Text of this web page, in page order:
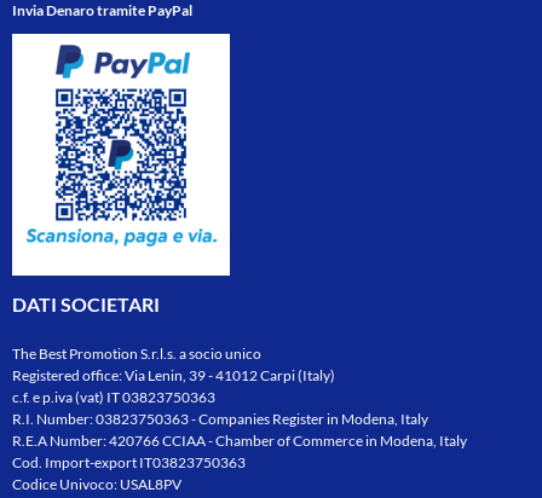
Invia Denaro tramite PayPal
DATI SOCIETARI
The Best Promotion S.r.l.s. a socio unico
Registered office: Via Lenin, 39 - 41012 Carpi (Italy)
c.f. e p.iva (vat) IT 03823750363
R.I. Number: 03823750363 - Companies Register in Modena, Italy
R.E.A Number: 420766 CCIAA - Chamber of Commerce in Modena, Italy
Cod. Import-export IT03823750363
Codice Univoco: USAL8PV